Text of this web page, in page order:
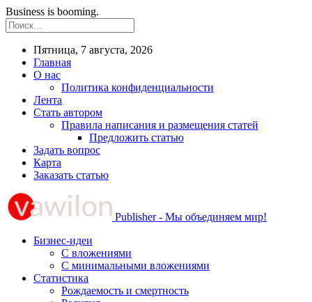
Business is booming.
Пятница, 7 августа, 2026
Главная
О нас
Политика конфиденциальности
Лента
Стать автором
Правила написания и размещения статей
Предложить статью
Задать вопрос
Карта
Заказать статью
Publisher - Мы объединяем мир!
Бизнес-идеи
С вложениями
С минимальными вложениями
Статистика
Рождаемость и смертность